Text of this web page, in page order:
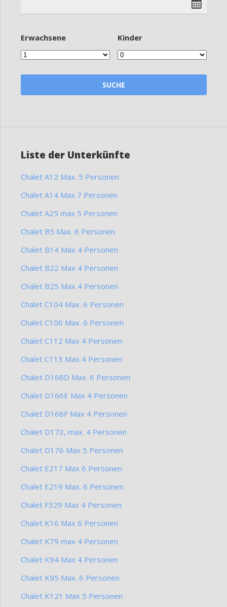
Erwachsene Kinder
Liste der Unterkünfte
Chalet A12 Max. 5 Personen
Chalet A14 Max 7 Personen
Chalet A25 max 5 Personen
Chalet B5 Max. 6 Personen
Chalet B14 Max 4 Personen
Chalet B22 Max 4 Personen
Chalet B25 Max 4 Personen
Chalet C104 Max. 6 Personen
Chalet C106 Max. 6 Personen
Chalet C112 Max 4 Personen
Chalet C113 Max 4 Personen
Chalet D166D Max. 6 Personen
Chalet D166E Max 4 Personen
Chalet D166F Max 4 Personen
Chalet D173, max. 4 Personen
Chalet D176 Max 5 Personen
Chalet E217 Max 6 Personen
Chalet E219 Max. 6 Personen
Chalet F329 Max 4 Personen
Chalet K16 Max 6 Personen
Chalet K79 max 4 Personen
Chalet K94 Max 4 Personen
Chalet K95 Max. 6 Personen
Chalet K121 Max 5 Personen